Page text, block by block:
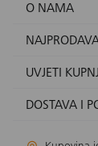
O NAMA
UVJETI
DOSTAVA I